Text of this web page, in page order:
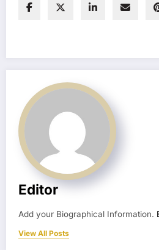
Editor
Add your Biographical Information.
View All Posts